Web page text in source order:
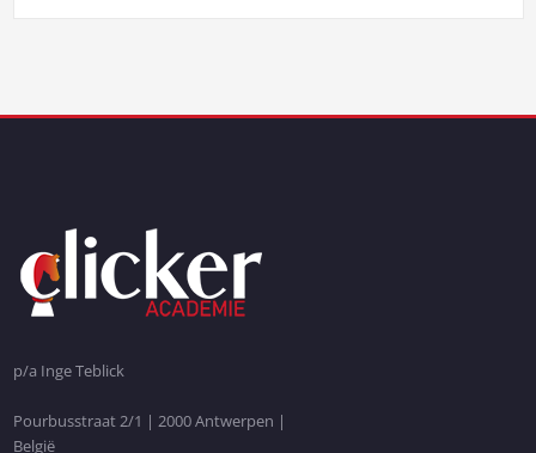
p/a Inge Teblick
Pourbusstraat 2/1 | 2000 Antwerpen |
België